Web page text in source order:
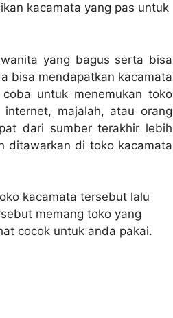
kacamata yang pas untuk
yang bagus serta bisa
bisa mendapatkan kacamata
untuk menemukan toko
majalah, atau orang
dari sumber terakhir lebih
ditawarkan di toko kacamata
kacamata tersebut lalu
memang toko yang
cocok untuk anda pakai.